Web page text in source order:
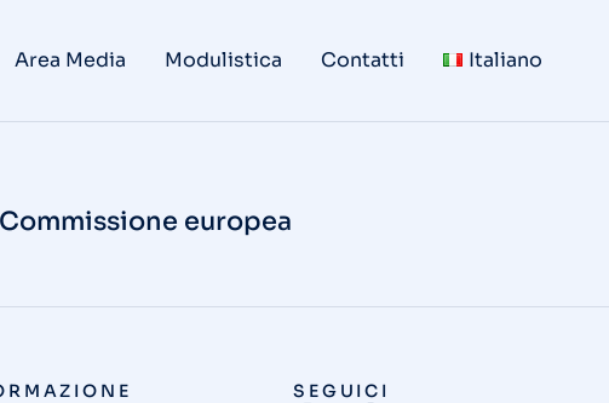
Area Media Modulistica Contatti Italiano
europea
SEGUICI